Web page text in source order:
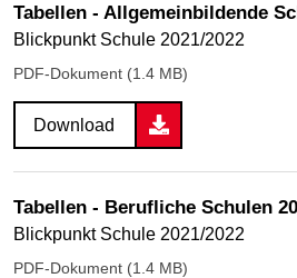
Tabellen - Allgemeinbildende
Blickpunkt Schule 2021/2022
PDF-Dokument (1.4 MB)
Download
Tabellen - Berufliche Schulen
Blickpunkt Schule 2021/2022
PDF-Dokument (1.4 MB)